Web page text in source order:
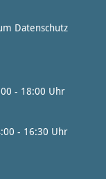
Datenschutz
Uhr
Uhr